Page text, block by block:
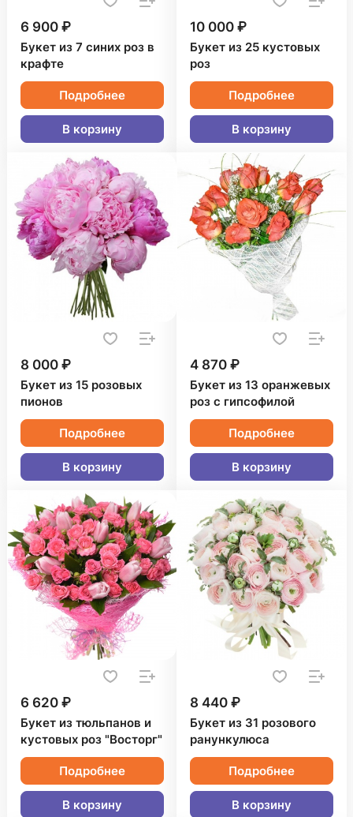
6 900 ₽
Букет из 7 синих роз в
крафте
Подробнее
В корзину
10 000 ₽
Букет из 25 кустовых
роз
Подробнее
В корзину
8 000 ₽
Букет из 15 розовых
пионов
Подробнее
В корзину
4 870 ₽
Букет из 13 оранжевых
роз с гипсофилой
Подробнее
В корзину
6 620 ₽
Букет из тюльпанов и
кустовых роз "Восторг"
Подробнее
В корзину
8 440 ₽
Букет из 31 розового
ранункулюса
Подробнее
В корзину